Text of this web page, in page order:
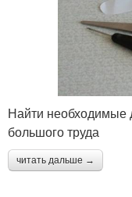
Найти необходимые
большого труда
читать дальше →